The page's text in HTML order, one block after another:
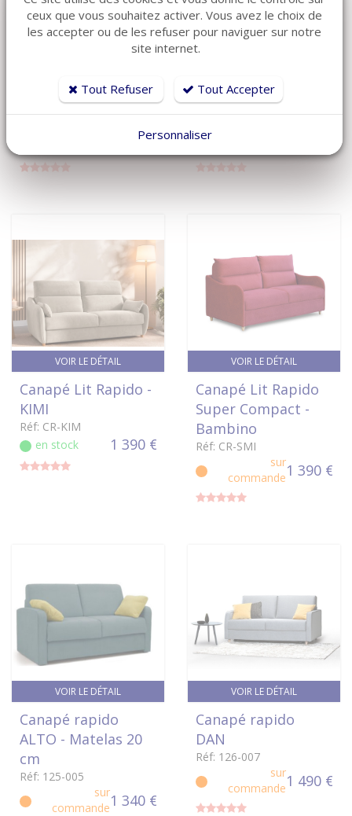
VOIR LE DÉTAIL
Réf: CR-SOFT
1 360 €
VOIR LE DÉTAIL
Canapé lit
TUTO
Réf: CR-TUTO-CP
VOIR LE DÉTAIL
Canapé Lit Rapido -
KIMI
Réf: CR-KIM
en stock
1 390 €
VOIR LE DÉTAIL
Canapé Lit Rapido
Super Compact -
Bambino
Réf: CR-SMI
sur
commande1 390 €
VOIR LE DÉTAIL
Canapé rapido
ALTO - Matelas 20
cm
Réf: 125-005
sur
commande1 340 €
VOIR LE DÉTAIL
Canapé rapido
DAN
Réf: 126-007
sur
commande1 490 €
ceux que vous souhaitez activer. Vous avez le choix de
les accepter ou de les refuser pour naviguer sur notre
site internet.
Tout Refuser Tout Accepter
Personnaliser